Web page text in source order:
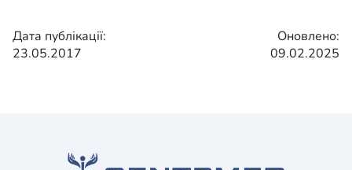
Дата публікації:
23.05.2017
Оновлено:
09.02.2025